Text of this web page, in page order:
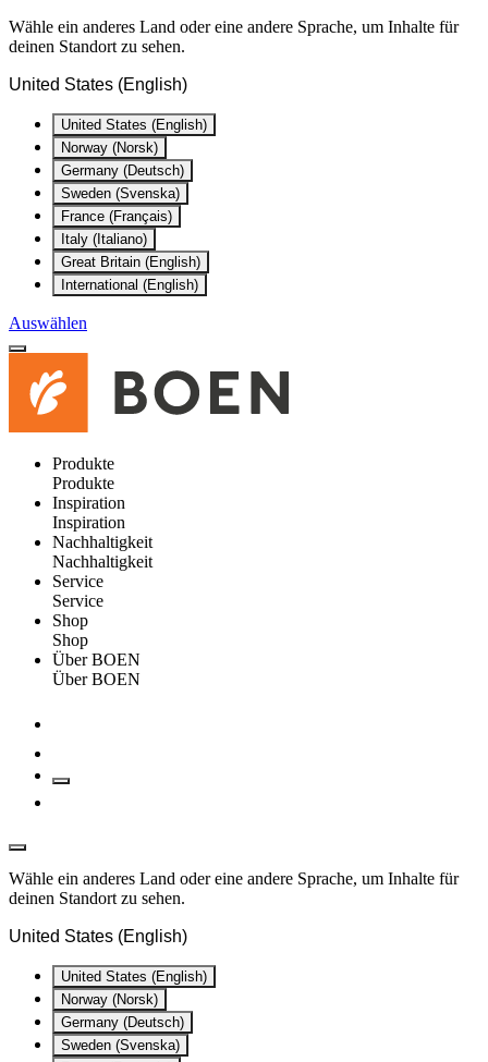
Wähle ein anderes Land oder eine andere Sprache, um Inhalte für
deinen Standort zu sehen.
United States (English)
United States (English)
Norway (Norsk)
Germany (Deutsch)
Sweden (Svenska)
France (Français)
Italy (Italiano)
Great Britain (English)
International (English)
Auswählen
Produkte
Produkte
Inspiration
Inspiration
Nachhaltigkeit
Nachhaltigkeit
Service
Service
Shop
Shop
Über BOEN
Über BOEN
Wähle ein anderes Land oder eine andere Sprache, um Inhalte für
deinen Standort zu sehen.
United States (English)
United States (English)
Norway (Norsk)
Germany (Deutsch)
Sweden (Svenska)